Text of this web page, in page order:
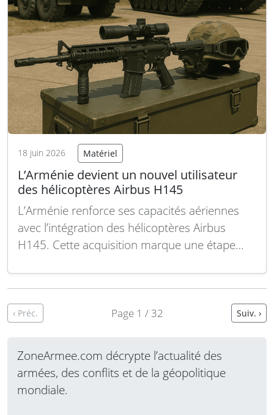
18 juin 2026 Matériel
L’Arménie devient un nouvel utilisateur
des hélicoptères Airbus H145
L’Arménie renforce ses capacités aériennes
avec l’intégration des hélicoptères Airbus
H145. Cette acquisition marque une étape
qui se dote d’un appareil moderne, polyvalent
civiles. Le Ministère de la Défense arménien a
Lire la suite
‹ Préc. Page 1 / 32 Suiv. ›
ZoneArmee.com décrypte l’actualité des
armées, des conflits et de la géopolitique
mondiale.